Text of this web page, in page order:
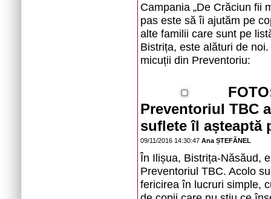
Campania „De Crăciun fii
pas este să îi ajutăm pe
alte familii care sunt pe
Bistrița, este alături de
micuții din Preventoriu:
Preventoriul TBC
suflete îl așteaptă
09/11/2016 14:30:47 Ana ȘTEFĂNEL
În Ilișua, Bistrița-Năsăud,
Preventoriul TBC. Acolo
fericirea în lucruri simple,